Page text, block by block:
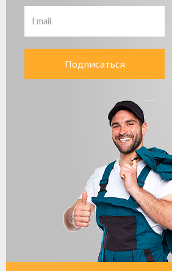
Подписаться